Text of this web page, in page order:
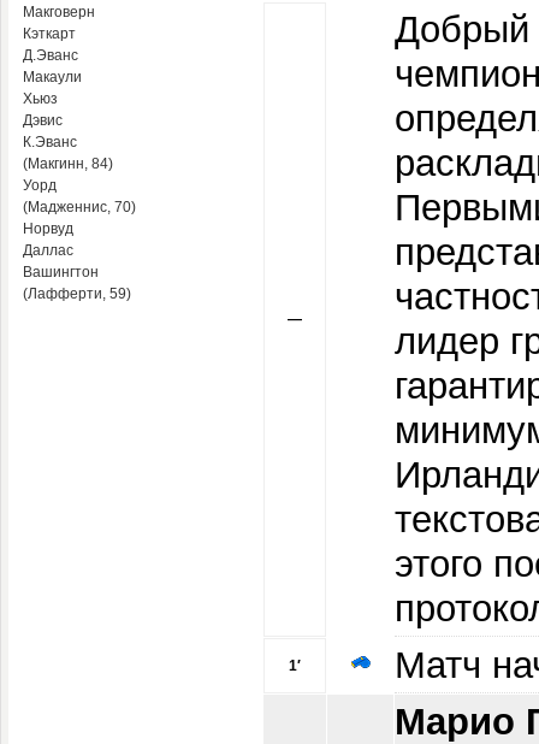
Макговерн
Кэткарт
Д.Эванс
Макаули
Хьюз
Дэвис
К.Эванс
(Макгинн, 84)
Уорд
(Мадженнис, 70)
Норвуд
Даллас
Вашингтон
(Лафферти, 59)
—
Добрый
лидер
этого
1′ Матч
Марио